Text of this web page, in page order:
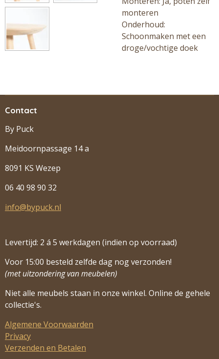
monteren
Onderhoud:
Schoonmaken met een
droge/vochtige doek
Contact
By Puck
Meidoornpassage 14 a
8091 KS Wezep
06 40 98 90 32
info@bypuck.nl
Levertijd: 2 á 5 werkdagen (indien op voorraad)
Voor 15:00 besteld zelfde dag nog verzonden!
(met uitzondering van meubelen)
Niet alle meubels staan in onze winkel. Online de gehele
collectie's.
Algemene Voorwaarden
Privacy
Verzenden en Betalen